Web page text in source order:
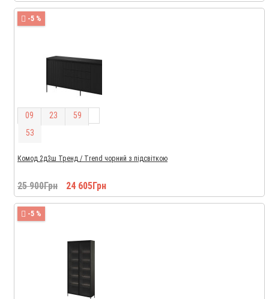
-5 %
09 23 59
52
Комод 2д3ш Тренд / Trend чорний з підсвіткою
25 900Грн 24 605Грн
-5 %